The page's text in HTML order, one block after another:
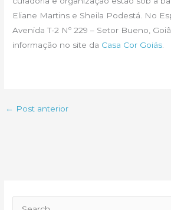
Eliane Martins e Sheila Podestá. No
Avenida T-2 Nº 229 – Setor Bueno,
informação no site da Casa Cor Goiás
← Post anterior